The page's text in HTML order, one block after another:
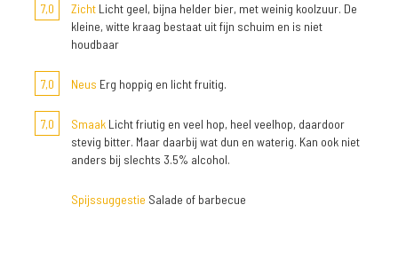
7,0
Zicht Licht geel, bijna helder bier, met weinig koolzuur. De
kleine, witte kraag bestaat uit fijn schuim en is niet
houdbaar
7,0 Neus Erg hoppig en licht fruitig.
7,0 Smaak Licht friutig en veel hop, heel veelhop, daardoor
stevig bitter. Maar daarbij wat dun en waterig. Kan ook niet
anders bij slechts 3.5% alcohol.
Spijssuggestie Salade of barbecue